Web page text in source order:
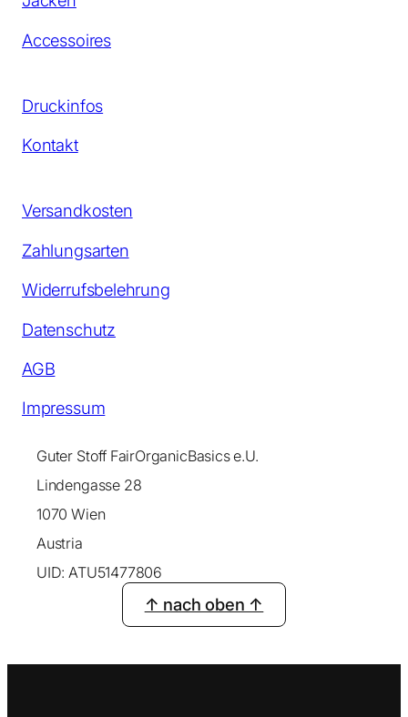
Accessoires
Druckinfos
Kontakt
Versandkosten
Zahlungsarten
Widerrufsbelehrung
Datenschutz
AGB
Impressum
Guter Stoff FairOrganicBasics e.U.
Lindengasse 28
1070 Wien
Austria
UID: ATU51477806
↑ nach oben ↑